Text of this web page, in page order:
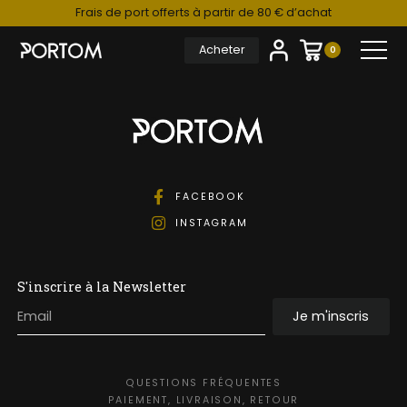
Frais de port offerts à partir de 80 € d’achat
Acheter 0
FACEBOOK
INSTAGRAM
S'inscrire à la Newsletter
Je m'inscris
QUESTIONS FRÉQUENTES
PAIEMENT, LIVRAISON, RETOUR